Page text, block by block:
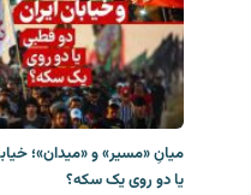
میانِ «مسیر» و «میدان»؛
یا دو روی یک سکه؟‌